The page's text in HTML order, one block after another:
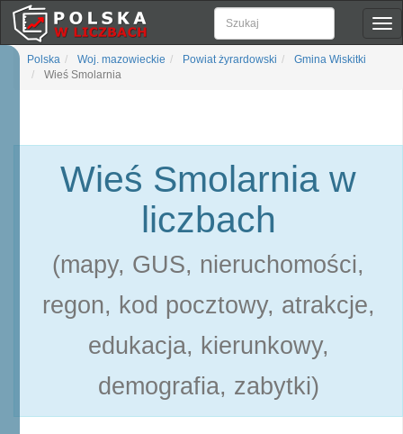
Polska Woj. mazowieckie Powiat żyrardowski
Gmina Wiskitki
Wieś Smolarnia
Wieś Smolarnia w
liczbach
(mapy, GUS, nieruchomości,
regon, kod pocztowy, atrakcje,
edukacja, kierunkowy,
demografia, zabytki)